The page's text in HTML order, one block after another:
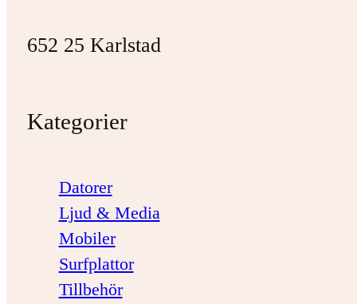
652 25 Karlstad
Kategorier
Datorer
Ljud & Media
Mobiler
Surfplattor
Tillbehör